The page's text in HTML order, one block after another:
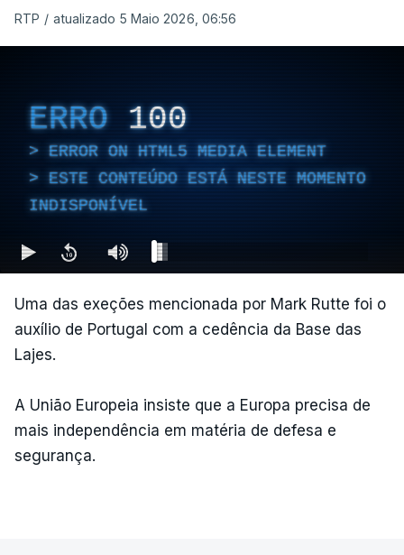
RTP / atualizado 5 Maio 2026, 06:56
ERRO 100
ERROR ON HTML5 MEDIA ELEMENT
ESTE CONTEÚDO ESTÁ NESTE MOMENTO
INDISPONÍVEL
Uma das exeções mencionada por Mark Rutte foi o
auxílio de Portugal com a cedência da Base das
Lajes.
A União Europeia insiste que a Europa precisa de
mais independência em matéria de defesa e
segurança.